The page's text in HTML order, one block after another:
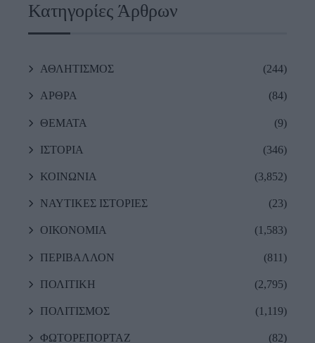
Κατηγορίες Άρθρων
ΑΘΛΗΤΙΣΜΟΣ (244)
ΑΡΘΡΑ (84)
ΘΕΜΑΤΑ (9)
ΙΣΤΟΡΙΑ (346)
ΚΟΙΝΩΝΙΑ (3,852)
ΝΑΥΤΙΚΕΣ ΙΣΤΟΡΙΕΣ (23)
ΟΙΚΟΝΟΜΙΑ (1,583)
ΠΕΡΙΒΑΛΛΟΝ (811)
ΠΟΛΙΤΙΚΗ (2,795)
ΠΟΛΙΤΙΣΜΟΣ (1,119)
ΦΩΤΟΡΕΠΟΡΤΑΖ (82)